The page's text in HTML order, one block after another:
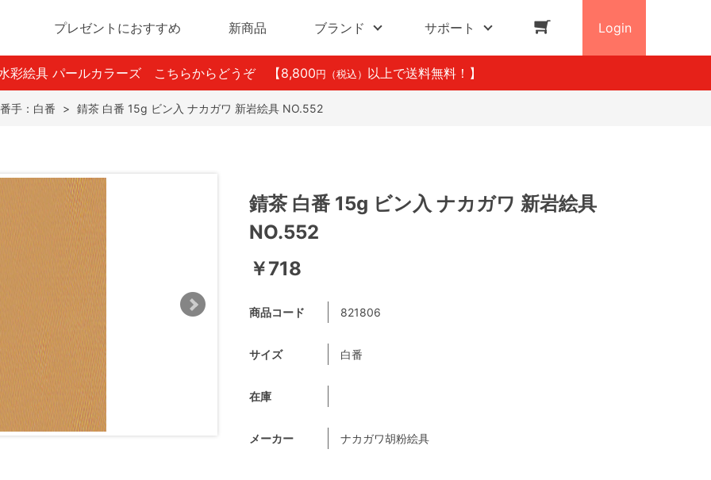
プレゼントにおすすめ 新商品 ブランド サポート Login
彩絵具 パールカラーズ こちらからどうぞ 【8,800 円（税込） 以上で送料無料！】
番手：白番 > 錆茶 白番 15g ビン入 ナカガワ 新岩絵具 NO.552
錆茶 白番 15g ビン入 ナカガワ 新岩絵具
NO.552
￥718
商品コード 821806
サイズ 白番
在庫
メーカー ナカガワ胡粉絵具